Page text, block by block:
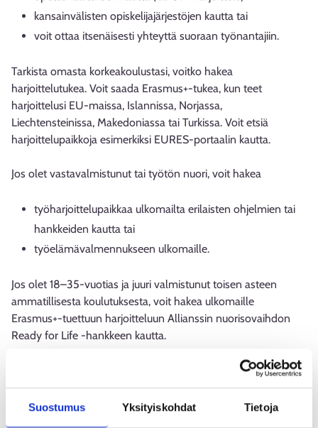
Suostumus Yksityiskohdat Tietoja
kansainvälisten opiskelijajärjestöjen kautta tai
voit ottaa itsenäisesti yhteyttä suoraan työnantajiin.
Tarkista omasta korkeakoulustasi, voitko hakea
harjoittelutukea. Voit saada Erasmus+-tukea, kun teet
harjoittelusi EU-maissa, Islannissa, Norjassa,
Liechtensteinissa, Makedoniassa tai Turkissa. Voit etsiä
harjoittelupaikkoja esimerkiksi EURES-portaalin kautta.
Jos olet vastavalmistunut tai työtön nuori, voit hakea
työharjoittelupaikkaa ulkomailta erilaisten ohjelmien tai
hankkeiden kautta tai
työelämävalmennukseen ulkomaille.
Jos olet 18–35-vuotias ja juuri valmistunut toisen asteen
ammatillisesta koulutuksesta, voit hakea ulkomaille
Erasmus+-tuettuun harjoitteluun Allianssin nuorisovaihdon
Ready for Life -hankkeen kautta.
Jos opiskelet korkeakoulussa tai valmistumisestasi on kulunut
enintään vuosi, voit hakea Opetushallituksen kautta EDUFI-
harjoittelupaikkoja. EDUFI-harjoittelu tukee opintojasi ja